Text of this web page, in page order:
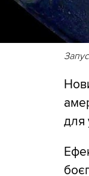
для